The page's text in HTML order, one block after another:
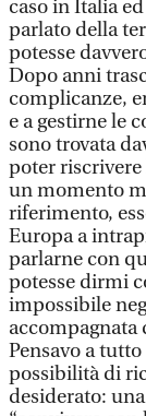
caso in Italia
parlato della
potesse
Dopo anni
complicanze,
e a gestirne le
sono trovata
poter riscrivere
un momento
riferimento,
Europa a
parlarne con
potesse dirmi
impossibile
accompagnata
Pensavo a
possibilità di
desiderato: